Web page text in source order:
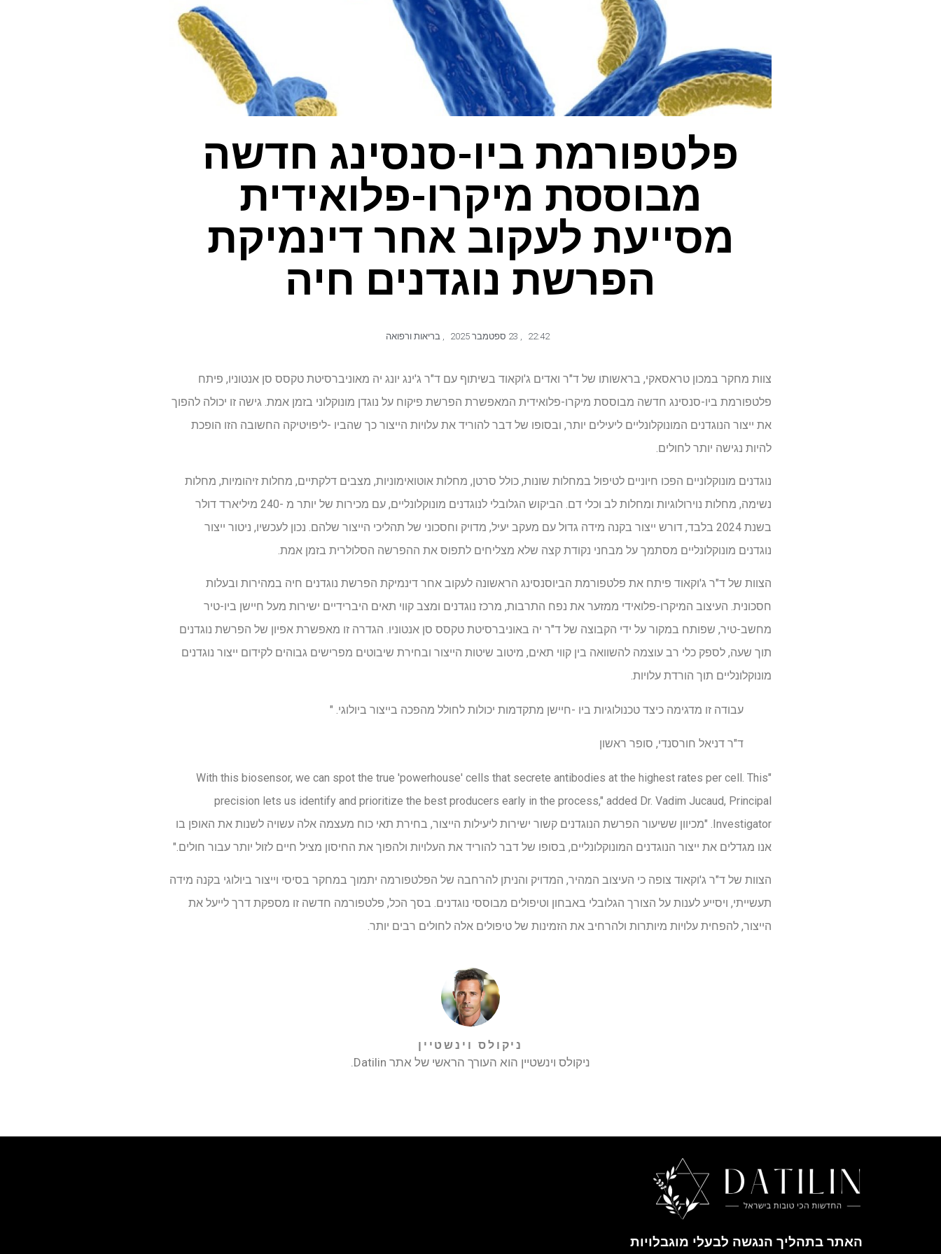
פלטפורמת ביו-סנסינג חדשה
מבוססת מיקרו-פלואידית
מסייעת לעקוב אחר דינמיקת
הפרשת נוגדנים חיה
22:42
,
, בריאות ורפואה
צוות מחקר במכון טראסאקי, בראשותו של ד"ר ואדים ג'וקאוד בשיתוף עם ד"ר ג'ינג יונג יה מאוניברסיטת טקסס סן אנטוניו, פיתח
פלטפורמת ביו-סנסינג חדשה מבוססת מיקרו-פלואידית המאפשרת הפרשת פיקוח על נוגדן מונוקלוני בזמן אמת. גישה זו יכולה להפוך
את ייצור הנוגדנים המונוקלונליים ליעילים יותר, ובסופו של דבר להוריד את עלויות הייצור כך שהביו -ליפויטיקה החשובה הזו הופכת
להיות נגישה יותר לחולים.
נוגדנים מונוקלוניים הפכו חיוניים לטיפול במחלות שונות, כולל סרטן, מחלות אוטואימוניות, מצבים דלקתיים, מחלות זיהומיות, מחלות
נשימה, מחלות נוירולוגיות ומחלות לב וכלי דם. הביקוש הגלובלי לנוגדנים מונוקלונליים, עם מכירות של יותר מ -240 מיליארד דולר
בשנת 2024 בלבד, דורש ייצור בקנה מידה גדול עם מעקב יעיל, מדויק וחסכוני של תהליכי הייצור שלהם. נכון לעכשיו, ניטור ייצור
נוגדנים מונוקלונליים מסתמך על מבחני נקודת קצה שלא מצליחים לתפוס את ההפרשה הסלולרית בזמן אמת.
הצוות של ד"ר ג'וקאוד פיתח את פלטפורמת הביוסנסינג הראשונה לעקוב אחר דינמיקת הפרשת נוגדנים חיה במהירות ובעלות
חסכונית. העיצוב המיקרו-פלואידי ממזער את נפח התרבות, מרכז נוגדנים ומצב קווי תאים היברידיים ישירות מעל חיישן ביו-טיר
מחשב-טיר, שפותח במקור על ידי הקבוצה של ד"ר יה באוניברסיטת טקסס סן אנטוניו. הגדרה זו מאפשרת אפיון של הפרשת נוגדנים
תוך שעה, לספק כלי רב עוצמה להשוואה בין קווי תאים, מיטוב שיטות הייצור ובחירת שיבוטים מפרישים גבוהים לקידום ייצור נוגדנים
מונוקלונליים תוך הורדת עלויות.
עבודה זו מדגימה כיצד טכנולוגיות ביו -חיישן מתקדמות יכולות לחולל מהפכה בייצור ביולוגי. "
ד"ר דניאל חורסנדי, סופר ראשון
"With this biosensor, we can spot the true 'powerhouse' cells that secrete antibodies at the highest rates per cell. This
precision lets us identify and prioritize the best producers early in the process," added Dr. Vadim Jucaud, Principal
Investigator. "מכיוון ששיעור הפרשת הנוגדנים קשור ישירות ליעילות הייצור, בחירת תאי כוח מעצמה אלה עשויה לשנות את האופן בו
אנו מגדלים את ייצור הנוגדנים המונוקלונליים, בסופו של דבר להוריד את העלויות ולהפוך את החיסון מציל חיים לזול יותר עבור חולים."
הצוות של ד"ר ג'וקאוד צופה כי העיצוב המהיר, המדויק והניתן להרחבה של הפלטפורמה יתמוך במחקר בסיסי וייצור ביולוגי בקנה מידה
תעשייתי, ויסייע לענות על הצורך הגלובלי באבחון וטיפולים מבוססי נוגדנים. בסך הכל, פלטפורמה חדשה זו מספקת דרך לייעל את
הייצור, להפחית עלויות מיותרות ולהרחיב את הזמינות של טיפולים אלה לחולים רבים יותר.
ניקולס וינשטיין
ניקולס וינשטיין הוא העורך הראשי של אתר Datilin.
האתר בתהליך הנגשה לבעלי מוגבלויות